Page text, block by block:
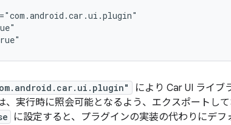
により Car UI ライブ
、実行時に照会可能となるよう、エクスポートし
に設定すると、プラグインの実装の代わりにデ